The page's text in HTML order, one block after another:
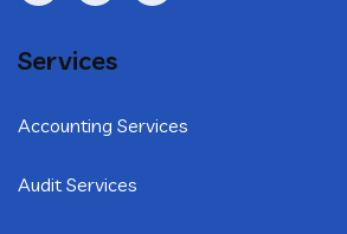
Services
Accounting Services
Audit Services